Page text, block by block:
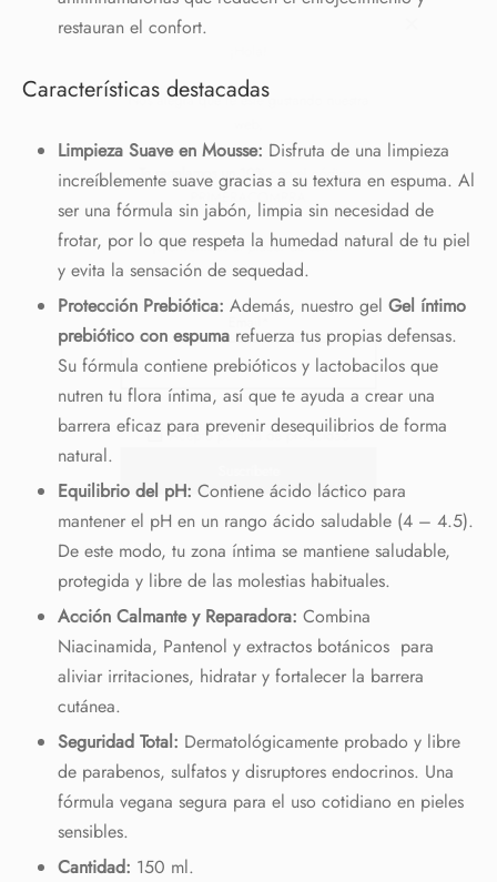
web,
Te regalamos un 10%con el código:
PRIMERACOMPRA
¡Bienvenidos al placer de sentir!
Email*
Acepto política de privacidad
restauran el confort.
Características destacadas
Limpieza Suave en Mousse: Disfruta de una limpieza
increíblemente suave gracias a su textura en espuma. Al
ser una fórmula sin jabón, limpia sin necesidad de
frotar, por lo que respeta la humedad natural de tu piel
y evita la sensación de sequedad.
Protección Prebiótica: Además, nuestro gel Gel íntimo
prebiótico con espumarefuerza tus propias defensas.
Su fórmula contiene prebióticos y lactobacilos que
nutren tu flora íntima, así que te ayuda a crear una
barrera eficaz para prevenir desequilibrios de forma
natural.
Equilibrio del pH: Contiene ácido láctico para
mantener el pH en un rango ácido saludable (4 – 4.5).
De este modo, tu zona íntima se mantiene saludable,
protegida y libre de las molestias habituales.
Acción Calmante y Reparadora: Combina
Niacinamida, Pantenol y extractos botánicos para
aliviar irritaciones, hidratar y fortalecer la barrera
cutánea.
Seguridad Total: Dermatológicamente probado y libre
de parabenos, sulfatos y disruptores endocrinos. Una
fórmula vegana segura para el uso cotidiano en pieles
sensibles.
Cantidad: 150 ml.